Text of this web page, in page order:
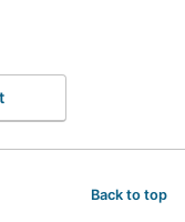
Back to top